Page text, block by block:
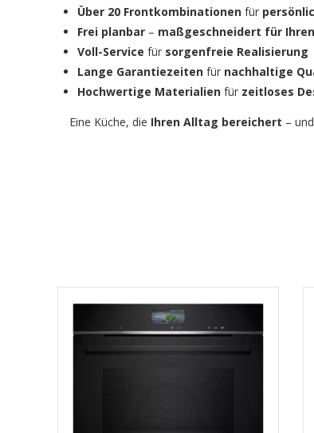
Über 20 Frontkombinationen für
Frei planbar – maßgeschneidert für
Voll-Service für sorgenfreie Realisierung
Lange Garantiezeiten für nachhaltige
Hochwertige Materialien für zeitloses
Eine Küche, die Ihren Alltag bereichert – und